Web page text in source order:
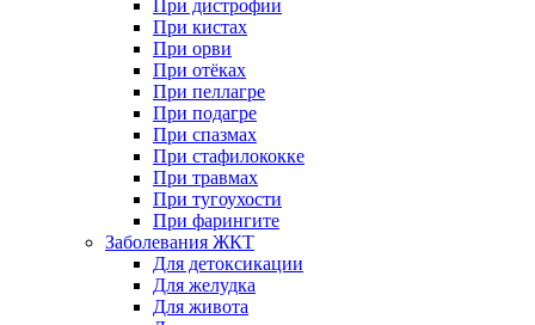
При дистрофии
При кистах
При орви
При отёках
При пеллагре
При подагре
При спазмах
При стафилококке
При травмах
При тугоухости
При фарингите
Заболевания ЖКТ
Для детоксикации
Для желудка
Для живота